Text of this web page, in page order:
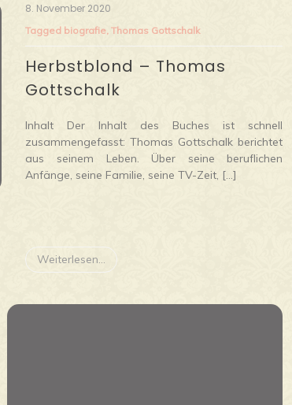
8. November 2020
Tagged biografie ,Thomas Gottschalk
Herbstblond – Thomas
Gottschalk
Inhalt Der Inhalt des Buches ist schnell
zusammengefasst: Thomas Gottschalk berichtet
aus seinem Leben. Über seine beruflichen
Anfänge, seine Familie, seine TV-Zeit, […]
Weiterlesen...